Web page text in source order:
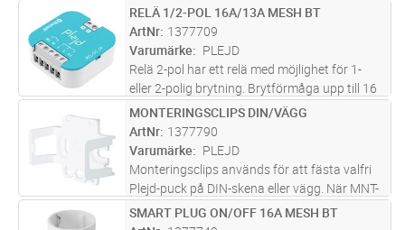
Produkten har två reläutgångar med en total
brytförmåga på upp till 16 A (t.ex. 10 + 6 A)
och har nol...läs mer
ST Lägg i kundvagn
RELÄ 1/2-POL 16A/13A MESH BT
ArtNr 1377709
Varumärke
PLEJD
Relä 2-pol har ett relä med möjlighet för 1-
eller 2-polig brytning. Brytförmåga upp till 16
A vid 1-pol, 13 A vid 2-pol. REL-01-2P har två
separata ingångar för styrning med
återfjädrande tryckknapp
ST Lägg i kundvagn
MONTERINGSCLIPS DIN/VÄGG
ArtNr 1377790
Varumärke
PLEJD
Monteringsclips används för att fästa valfri
Plejd-puck på DIN-skena eller vägg. När MNT-
01 är monterad snäpps pucken enkelt på
plats.
ST Lägg i kundvagn
SMART PLUG ON/OFF 16A MESH BT